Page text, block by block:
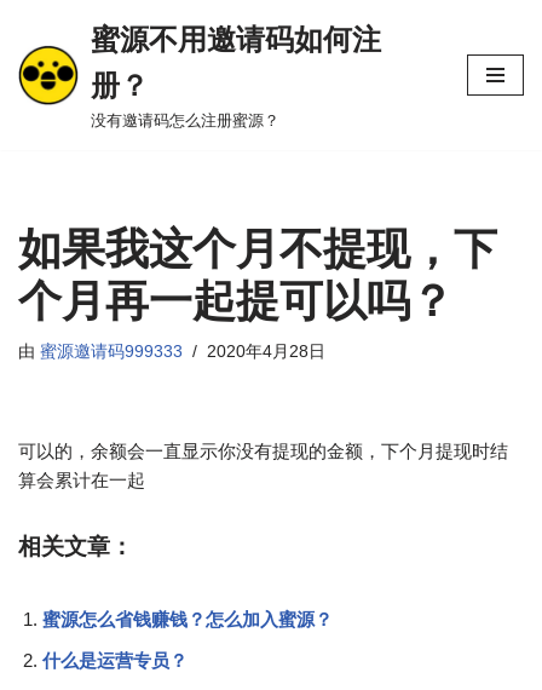
跳
至
蜜源不用邀请码如何注
册？
没有邀请码怎么注册蜜源？
如果我这个月不提现，下
个月再一起提可以吗？
由 蜜源邀请码999333 2020年4月28日
可以的，余额会一直显示你没有提现的金额，下个月提现时结
算会累计在一起
相关文章：
蜜源怎么省钱赚钱？怎么加入蜜源？
什么是运营专员？